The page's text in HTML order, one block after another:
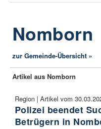
Nomborn
zur Gemeinde-Übersicht »
Artikel aus Nomborn
Region | Artikel vom
Polizei beendet
Betrügern in